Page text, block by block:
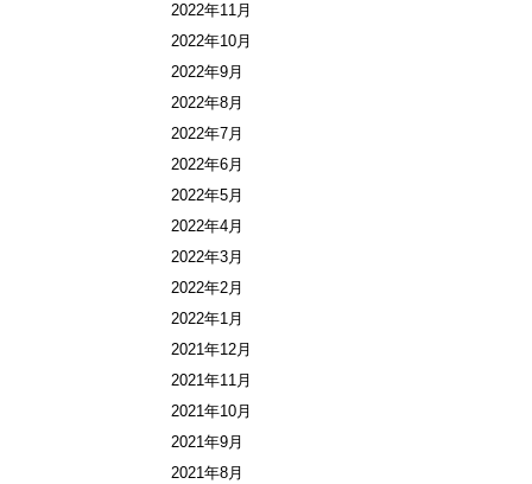
2022年11月
2022年10月
2022年9月
2022年8月
2022年7月
2022年6月
2022年5月
2022年4月
2022年3月
2022年2月
2022年1月
2021年12月
2021年11月
2021年10月
2021年9月
2021年8月